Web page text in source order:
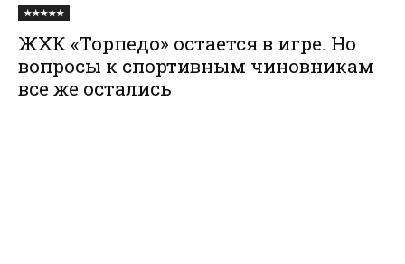
★★★★★
ЖХК «Торпедо» остается в игре. Но
вопросы к спортивным чиновникам
все же остались